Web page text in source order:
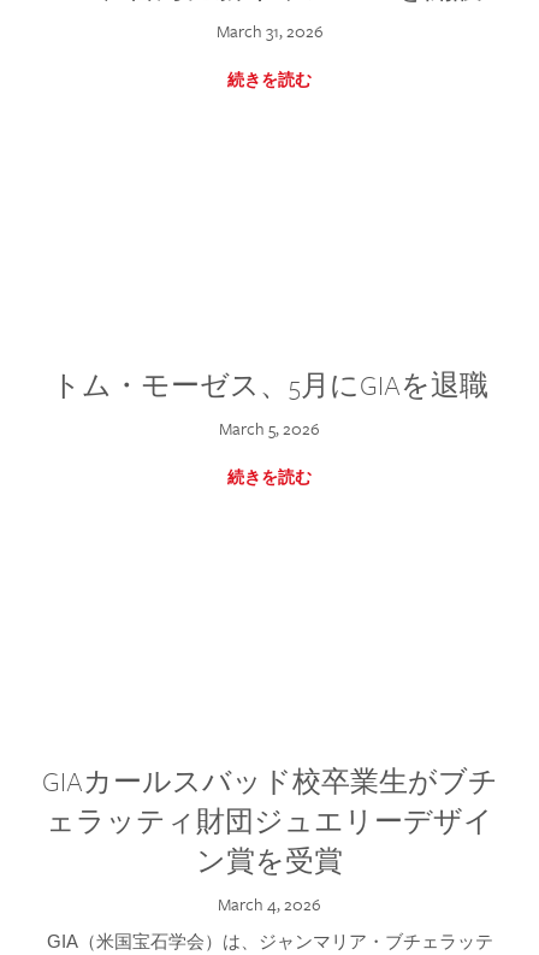
March 31, 2026
続きを読む
トム・モーゼス、5月にGIAを退職
March 5, 2026
続きを読む
GIAカールスバッド校卒業生がブチ
ェラッティ財団ジュエリーデザイ
ン賞を受賞
March 4, 2026
GIA（米国宝石学会）は、ジャンマリア・ブチェラッテ